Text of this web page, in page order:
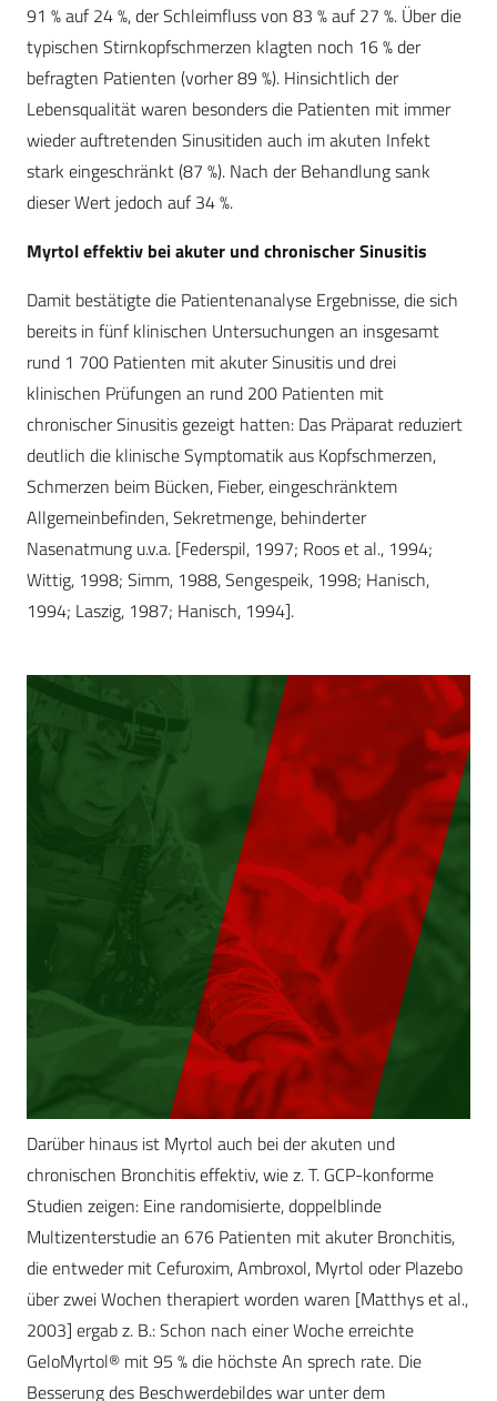
91 % auf 24 %, der Schleimfluss von 83 % auf 27 %. Über die
typischen Stirnkopfschmerzen klagten noch 16 % der
befragten Patienten (vorher 89 %). Hinsichtlich der
Lebensqualität waren besonders die Patienten mit immer
wieder auftretenden Sinusitiden auch im akuten Infekt
stark eingeschränkt (87 %). Nach der Behandlung sank
dieser Wert jedoch auf 34 %.
Myrtol effektiv bei akuter und chronischer Sinusitis
Damit bestätigte die Patientenanalyse Ergebnisse, die sich
bereits in fünf klinischen Untersuchungen an insgesamt
rund 1 700 Patienten mit akuter Sinusitis und drei
klinischen Prüfungen an rund 200 Patienten mit
chronischer Sinusitis gezeigt hatten: Das Präparat reduziert
deutlich die klinische Symptomatik aus Kopfschmerzen,
Schmerzen beim Bücken, Fieber, eingeschränktem
Allgemeinbefinden, Sekretmenge, behinderter
Nasenatmung u.v.a. [Federspil, 1997; Roos et al., 1994;
Wittig, 1998; Simm, 1988, Sengespeik, 1998; Hanisch,
1994; Laszig, 1987; Hanisch, 1994].
Darüber hinaus ist Myrtol auch bei der akuten und
chronischen Bronchitis effektiv, wie z. T. GCP-konforme
Studien zeigen: Eine randomisierte, doppelblinde
Multizenterstudie an 676 Patienten mit akuter Bronchitis,
die entweder mit Cefuroxim, Ambroxol, Myrtol oder Plazebo
über zwei Wochen therapiert worden waren [Matthys et al.,
2003] ergab z. B.: Schon nach einer Woche erreichte
GeloMyrtol® mit 95 % die höchste An sprech rate. Die
Besserung des Beschwerdebildes war unter dem